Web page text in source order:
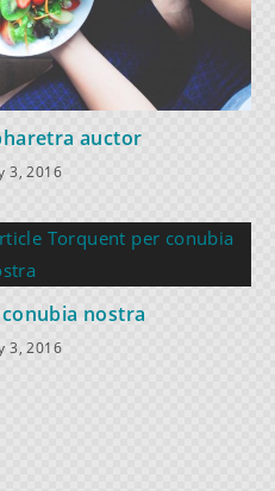
auctor
3, 2016
nostra
3, 2016